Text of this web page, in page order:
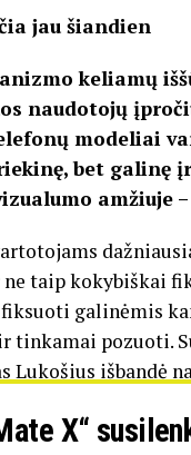
jau šiandien
keliamų
naudotojų
modeliai
bet galinę
amžiuje
taip kokybiškai
galinėmis
tinkamai pozuoti.
Lukošius išbandė
X“